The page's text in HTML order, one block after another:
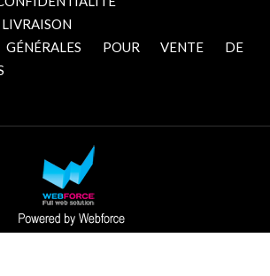
GÉNÉRALES POUR VENTE DE